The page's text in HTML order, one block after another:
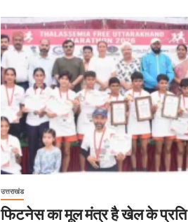
उत्तराखंड
फिटनेस का मूल मंत्र है खेल के प्रति